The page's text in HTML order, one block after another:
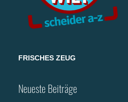
FRISCHES ZEUG
Neueste Beiträge